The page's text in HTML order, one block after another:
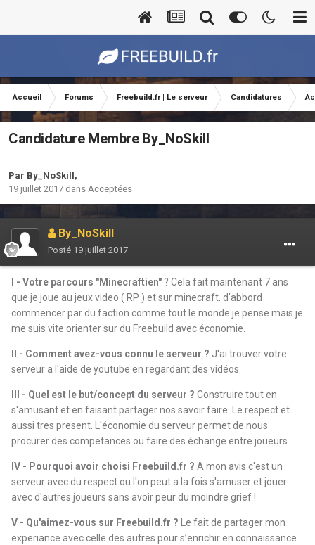
Accueil Forums Freebuild.fr | Le serveur Candidatures
Candidature Membre By_NoSkill
Par By_NoSkill ,
19 juillet 2017 dans Acceptées
By_NoSkill
Posté 19 juillet 2017
I - Votre parcours "Minecraftien" ? Cela fait maintenant 7 ans
que je joue au jeux video ( RP ) et sur minecraft. d'abbord
commencer par du faction comme tout le monde je pense mais je
me suis vite orienter sur du Freebuild avec économie.
II - Comment avez-vous connu le serveur ? J'ai trouver votre
serveur a l'aide de youtube en regardant des vidéos.
III - Quel est le but/concept du serveur ? Construire tout en
s'amusant et en faisant partager nos savoir faire. Le respect et
aussi tres present. L'économie du serveur permet de nous
procurer des competances ou faire des échange entre joueurs
IV - Pourquoi avoir choisi Freebuild.fr ? A mon avis c'est un
serveur avec du respect ou l'on peut a la fois s'amuser et jouer
avec d'autres joueurs sans avoir peur du moindre grief !
V - Qu'aimez-vous sur Freebuild.fr ? Le fait de partager mon
experiance avec celle des autres pour s’enrichir en connaissance